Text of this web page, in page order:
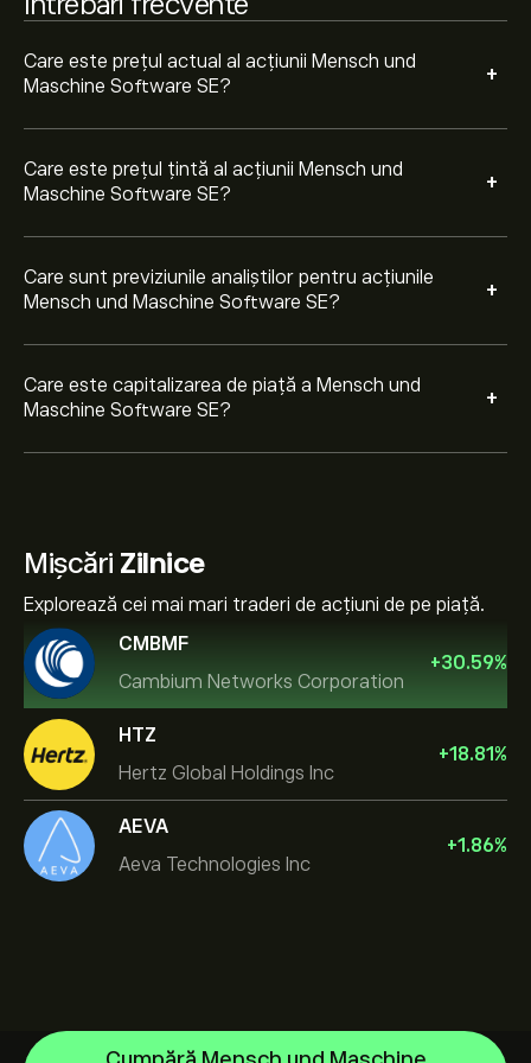
Care este prețul actual al acțiunii Mensch und
Maschine Software SE?
+
Care este prețul țintă al acțiunii Mensch und
Maschine Software SE?
+
Care sunt previziunile analiștilor pentru acțiunile
Mensch und Maschine Software SE?
+
Care este capitalizarea de piață a Mensch und
Maschine Software SE?
+
Mișcări Zilnice
Explorează cei mai mari traderi de acțiuni de pe piață.
CMBMF
Cambium Networks Corporation
+30.59%
HTZ
Hertz Global Holdings Inc
+18.81%
AEVA
Aeva Technologies Inc
+1.86%